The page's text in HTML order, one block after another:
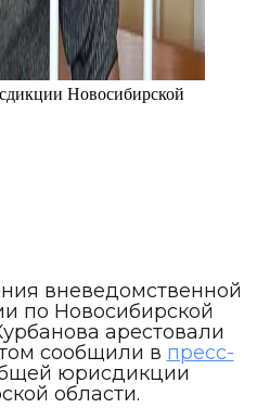
Новосибирской
вневедомственной
по Новосибирской
арестовали
сообщили в пресс-
юрисдикции
области.